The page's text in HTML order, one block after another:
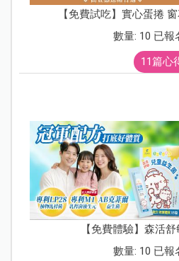
【免費試吃】實心蛋捲
數量: 10 已報
11篇心
【免費體驗】森活
數量: 10 已報